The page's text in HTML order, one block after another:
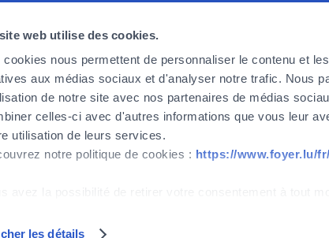
web utilise des cookies.
cookies nous permettent de personnaliser le contenu et
aux médias sociaux et d'analyser notre trafic. Nous
de notre site avec nos partenaires de médias
celles-ci avec d'autres informations que vous leur
utilisation de leurs services.
notre politique de cookies : https://www.foyer.lu/
les détails
your
You track
by
We are looking for committed, effective and
enthusiastic employees, ready to take up the
challenges we face today and tomorrow. If
you wish to be part of the adventure, then
don’t delay.